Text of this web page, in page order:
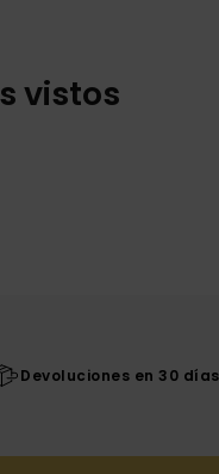
vistos
Devoluciones en 30 días